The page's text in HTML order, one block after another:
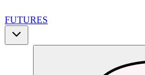
FUTURES